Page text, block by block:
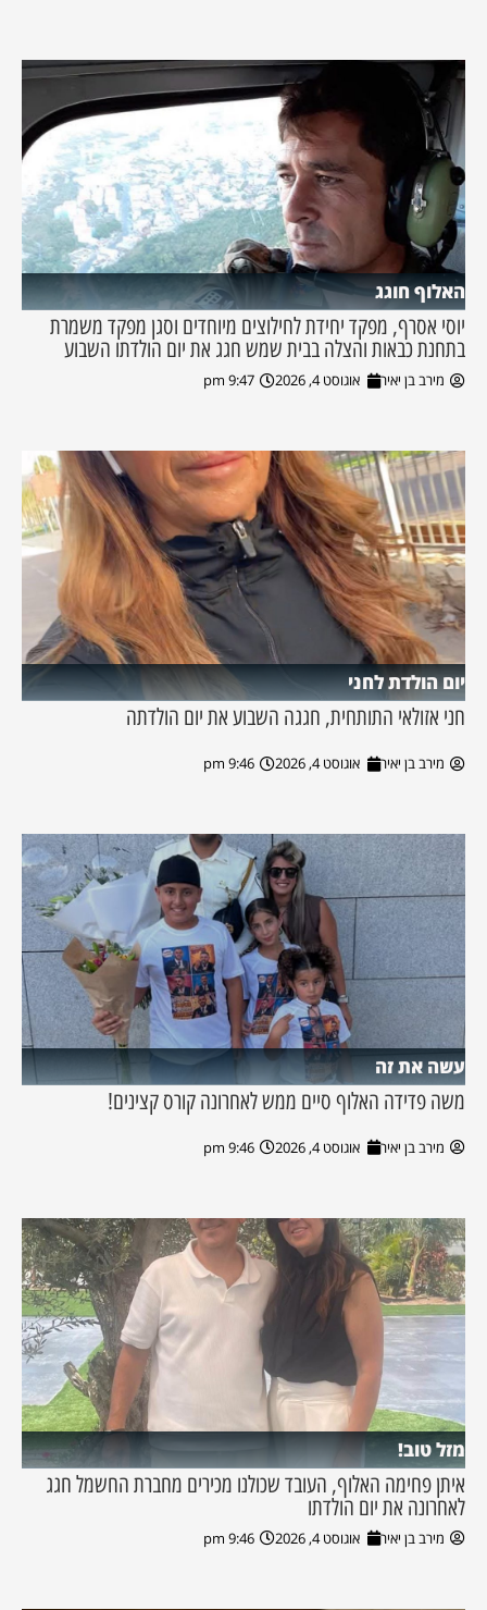
האלוף חוגג
יוסי אסרף, מפקד יחידת לחילוצים מיוחדים וסגן מפקד משמרת
בתחנת כבאות והצלה בבית שמש חגג את יום הולדתו השבוע
מירב בן יאיר אוגוסט 4, 2026 9:47 pm
יום הולדת לחני
חני אזולאי התותחית, חגגה השבוע את יום הולדתה
מירב בן יאיר אוגוסט 4, 2026 9:46 pm
עשה את זה
משה פדידה האלוף סיים ממש לאחרונה קורס קצינים!
מירב בן יאיר אוגוסט 4, 2026 9:46 pm
מזל טוב!
איתן פחימה האלוף, העובד שכולנו מכירים מחברת החשמל חגג
לאחרונה את יום הולדתו
מירב בן יאיר אוגוסט 4, 2026 9:46 pm